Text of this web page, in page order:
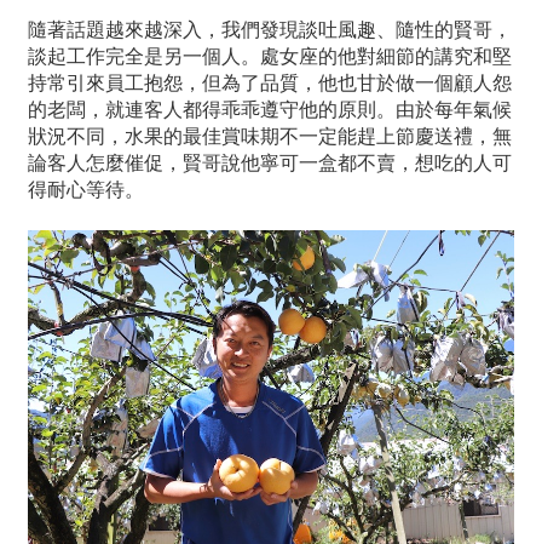
隨著話題越來越深入，我們發現談吐風趣、隨性的賢哥，
談起工作完全是另一個人。處女座的他對細節的講究和堅
持常引來員工抱怨，但為了品質，他也甘於做一個顧人怨
的老闆，就連客人都得乖乖遵守他的原則。由於每年氣候
狀況不同，水果的最佳賞味期不一定能趕上節慶送禮，無
論客人怎麼催促，賢哥說他寧可一盒都不賣，想吃的人可
得耐心等待。